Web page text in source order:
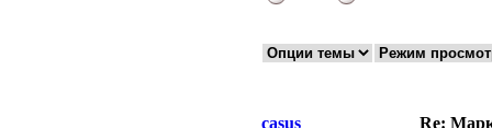
casus
Re: